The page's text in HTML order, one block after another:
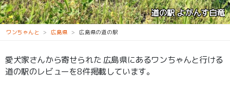
道の駅 たかの
ワンちゃんと 広島県 広島県の道の駅
愛犬家さんから寄せられた 広島県にあるワンちゃんと行ける
道の駅のレビューを8件掲載しています。